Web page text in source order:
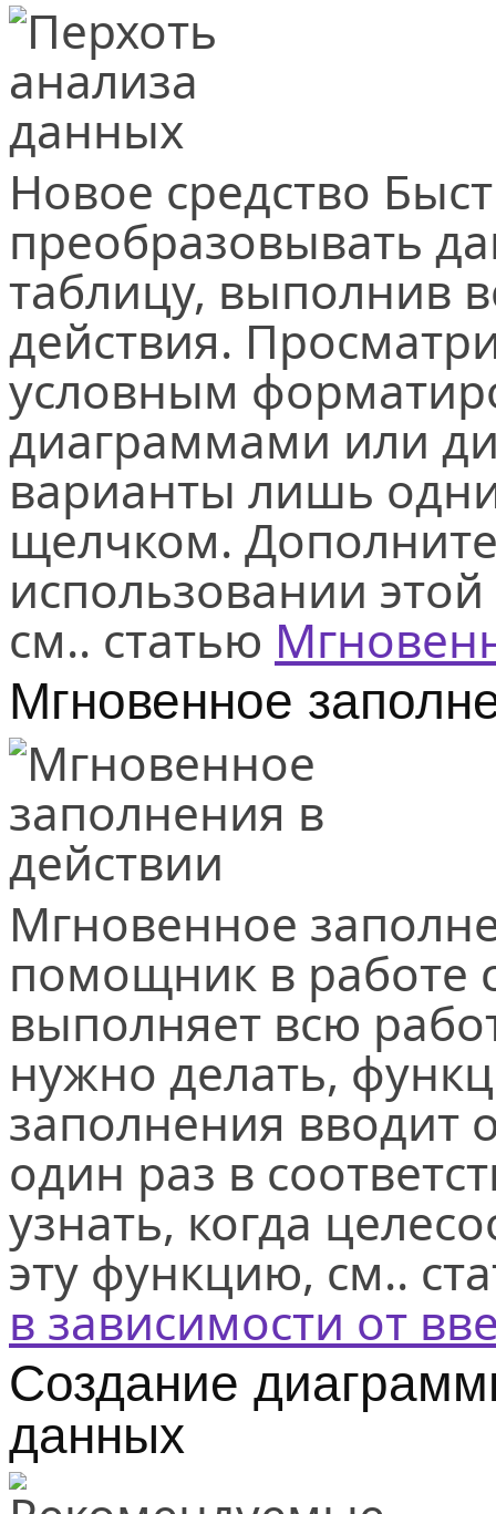
Новое средство
преобразовывать
таблицу, выполнив
действия.
условным
диаграммами или
варианты лишь
щелчком.
использовании
см.. статью
Мгновенное
Мгновенное
помощник в работе
выполняет всю
нужно делать,
заполнения вводит
один раз в
узнать, когда
эту функцию, см..
в зависимости от
Создание
данных